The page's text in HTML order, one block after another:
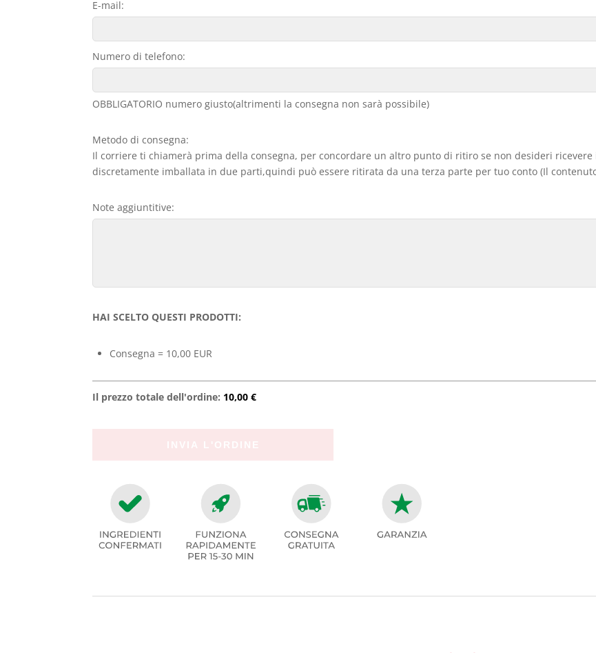
E-mail:
Numero di telefono:
OBBLIGATORIO numero giusto(altrimenti la consegna non sarà possibile)
Metodo di consegna:
Il corriere ti chiamerà prima della consegna, per concordare un altro punto di ritiro se non desideri ricevere
discretamente imballata in due parti,quindi può essere ritirata da una terza parte per tuo conto (Il
Note aggiuntitive:
HAI SCELTO QUESTI PRODOTTI:
Consegna = 10,00 EUR
Il prezzo totale dell'ordine: 10,00 €